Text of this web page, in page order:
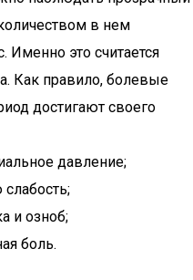
в нем
Именно это считается
Как правило, болевые
достигают своего
давление;
и озноб;
боль.